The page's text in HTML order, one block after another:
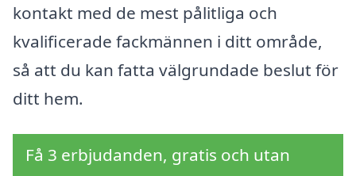
kontakt med de mest pålitliga och
kvalificerade fackmännen i ditt område,
så att du kan fatta välgrundade beslut för
ditt hem.
Få 3 erbjudanden, gratis och utan